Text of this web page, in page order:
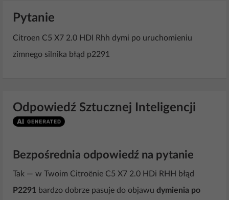
Pytanie
Citroen C5 X7 2.0 HDI Rhh dymi po uruchomieniu
zimnego silnika błąd p2291
Odpowiedź Sztucznej Inteligencji
Bezpośrednia odpowiedź na pytanie
Tak — w Twoim Citroënie C5 X7 2.0 HDi RHH błąd
P2291 bardzo dobrze pasuje do objawu dymienia po